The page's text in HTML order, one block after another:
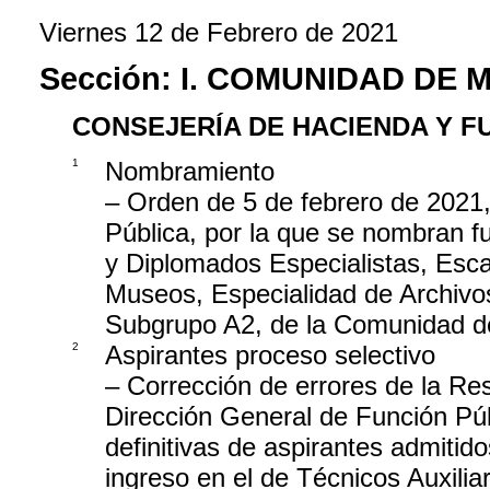
Viernes 12 de Febrero de 2021
Sección: I. COMUNIDAD DE
CONSEJERÍA DE HACIENDA Y
1
Nombramiento
– Orden de 5 de febrero de
Pública, por la que se nombran
y Diplomados Especialistas,
Museos, Especialidad de
Subgrupo A2, de la Comunidad
2
Aspirantes proceso selectivo
– Corrección de errores de la
Dirección General de Función
definitivas de aspirantes
ingreso en el de Técnicos